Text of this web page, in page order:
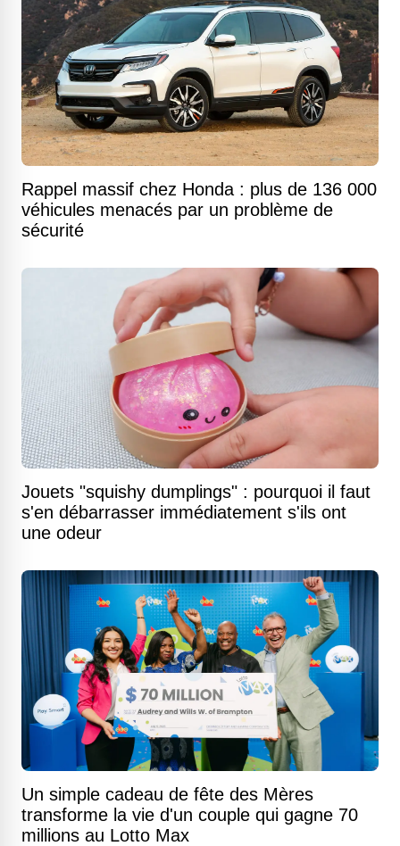
Rappel massif chez Honda : plus de 136 000
véhicules menacés par un problème de
sécurité
Jouets "squishy dumplings" : pourquoi il faut
s'en débarrasser immédiatement s'ils ont
une odeur
Un simple cadeau de fête des Mères
transforme la vie d'un couple qui gagne 70
millions au Lotto Max